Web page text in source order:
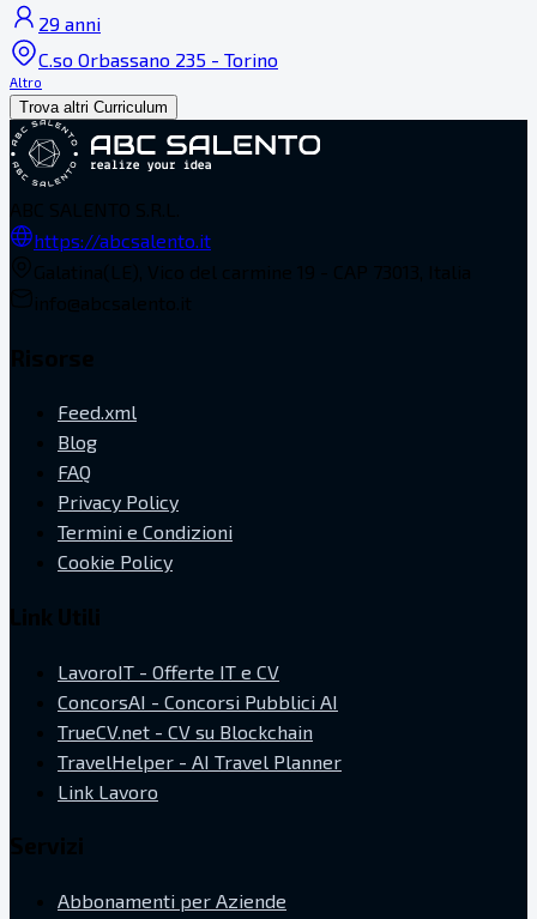
29 anni
C.so Orbassano 235 - Torino
Altro
Trova altri Curriculum
https://abcsalento.it
Feed.xml
Blog
FAQ
Privacy Policy
Termini e Condizioni
Cookie Policy
LavoroIT - Offerte IT e CV
ConcorsAI - Concorsi Pubblici AI
TrueCV.net - CV su Blockchain
TravelHelper - AI Travel Planner
Link Lavoro
Abbonamenti per Aziende